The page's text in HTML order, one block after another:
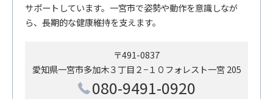
サポートしています。一宮市で姿勢や動作を意識しなが
ら、長期的な健康維持を支えます。
〒491-0837
愛知県一宮市多加木３丁目２−１０フォレスト一宮 205
080-9491-0920